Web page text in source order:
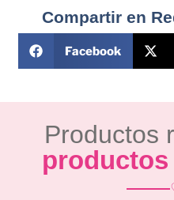
Compartir en
Facebook
Productos
productos